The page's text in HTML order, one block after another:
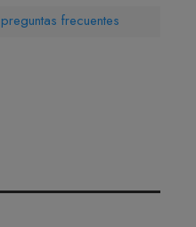
frecuentes